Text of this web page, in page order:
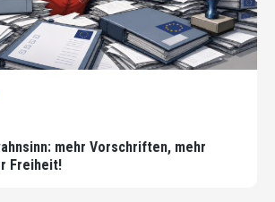
mehr Vorschriften, mehr
Freiheit!